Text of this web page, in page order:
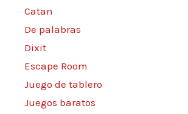
Catan
De palabras
Dixit
Escape Room
Juego de tablero
Juegos baratos